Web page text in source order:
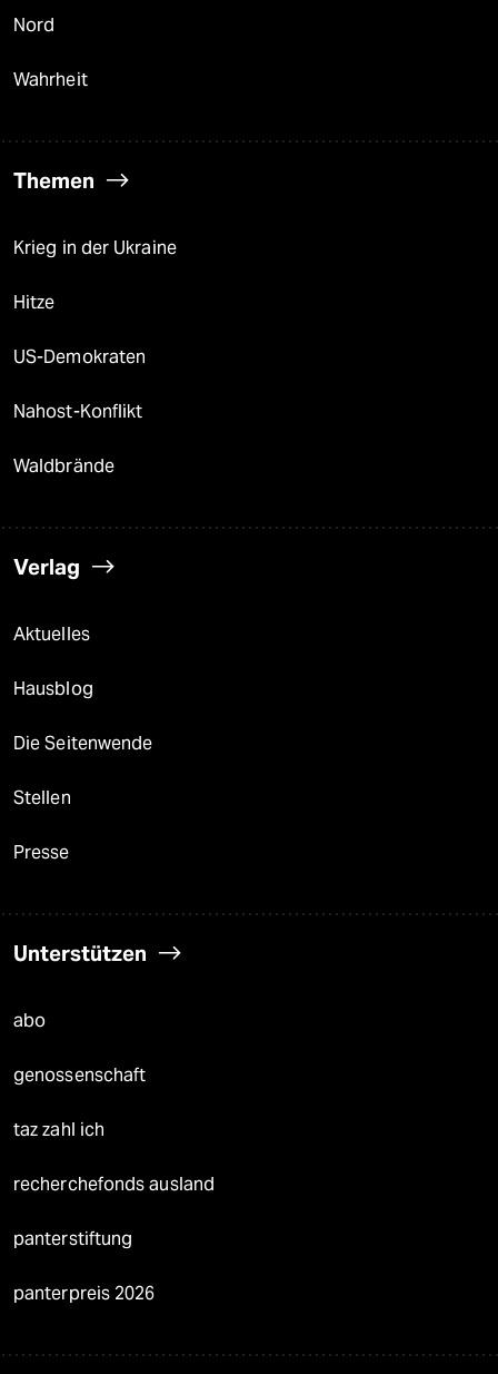
Nord
Wahrheit
Themen
Krieg in der Ukraine
Hitze
US-Demokraten
Nahost-Konflikt
Waldbrände
Verlag
Aktuelles
Hausblog
Die Seitenwende
Stellen
Presse
Unterstützen
abo
genossenschaft
taz zahl ich
recherchefonds ausland
panterstiftung
panterpreis 2026